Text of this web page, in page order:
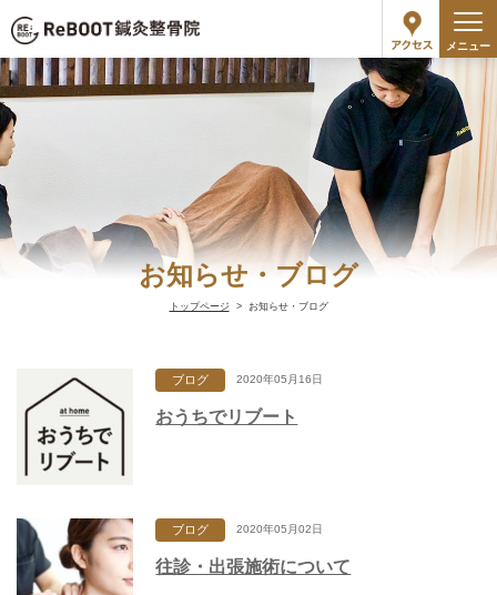
お知らせ・ブログ
トップページ お知らせ・ブログ
ブログ 2020年05月16日
おうちでリブート
ブログ 2020年05月02日
往診・出張施術について
メニュー